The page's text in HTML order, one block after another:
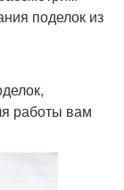
поделок из
работы вам